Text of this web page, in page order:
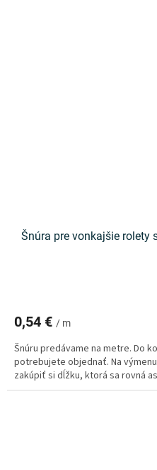
Šnúra pre vonkajšie rolety
0,54 € / m
Šnúru predávame na metre. Do
potrebujete objednať. Na
zakúpiť si dĺžku, ktorá sa rovná